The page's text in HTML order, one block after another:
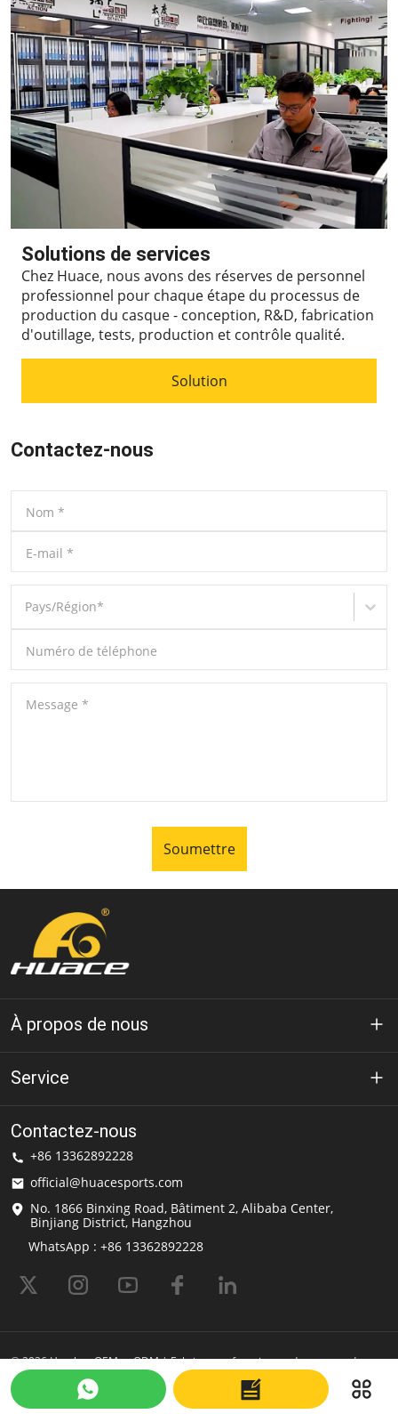
Solutions de services
Chez Huace, nous avons des réserves de personnel
professionnel pour chaque étape du processus de
production du casque - conception, R&D, fabrication
d'outillage, tests, production et contrôle qualité.
Solution
Contactez-nous
Nom *
E-mail *
Pays/Région*
Numéro de téléphone
Message *
Soumettre
À propos de nous
À propos de Huace
Solution
Service
politique de confidentialité
Conditions d'utilisation
Service de livraison
FAQ
Contactez-nous
+86 13362892228
official@huacesports.com
No. 1866 Binxing Road, Bâtiment 2, Alibaba Center,
Binjiang District, Hangzhou
WhatsApp : +86 13362892228
© 2026 Hemlets OEM et ODM | Fabricant et fournisseur de casques de
sport | HuaceSports Propulsé par Shopastro
Dernière mise à jour
2025-06-10